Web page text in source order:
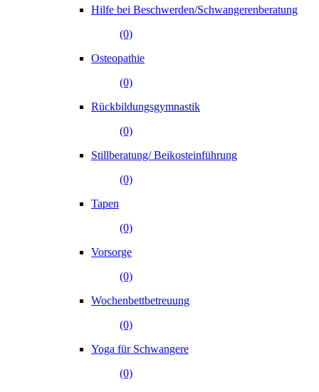
Hilfe bei Beschwerden/Schwangerenberatung
(0)
Osteopathie
(0)
Rückbildungsgymnastik
(0)
Stillberatung/ Beikosteinführung
(0)
Tapen
(0)
Vorsorge
(0)
Wochenbettbetreuung
(0)
Yoga für Schwangere
(0)